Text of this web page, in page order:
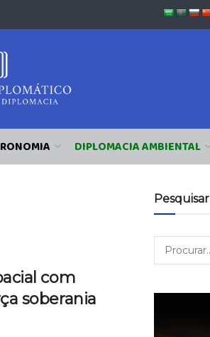
DIPLOMACIA AMBIENTAL
com
soberania
Pesquisar